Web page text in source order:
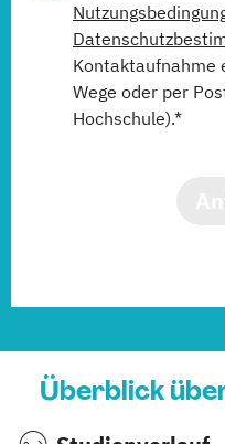
Kontaktaufnahme
Wege oder per
Hochschule).*
Überblick